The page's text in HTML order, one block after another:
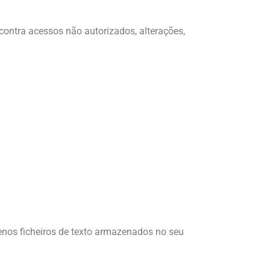
acessos não autorizados, alterações,
ficheiros de texto armazenados no seu